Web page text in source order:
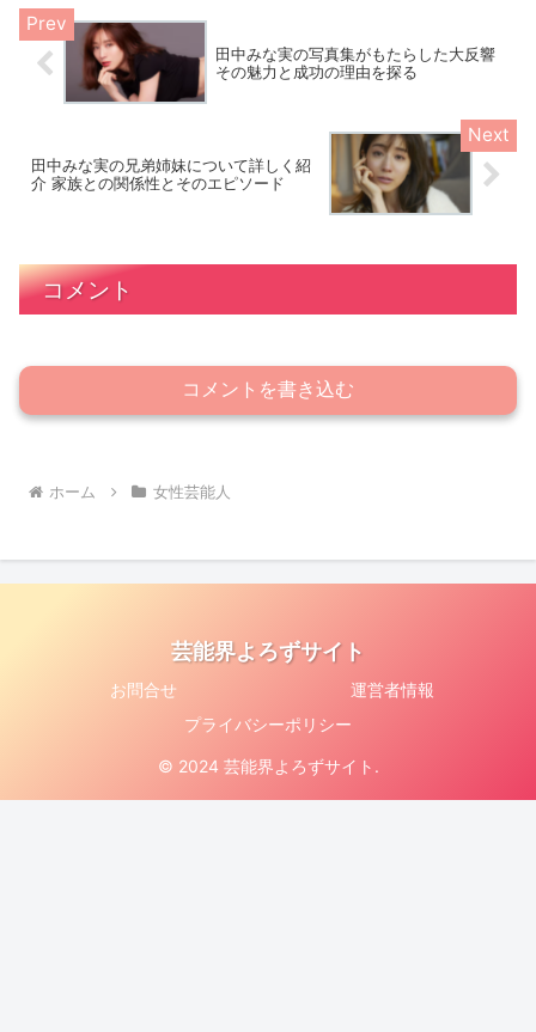
田中みな実の写真集がもたらした大反響
その魅力と成功の理由を探る
田中みな実の兄弟姉妹について詳しく紹
介 家族との関係性とそのエピソード
コメント
コメントを書き込む
ホーム 女性芸能人
芸能界よろずサイト
お問合せ
運営者情報
プライバシーポリシー
© 2024 芸能界よろずサイト.